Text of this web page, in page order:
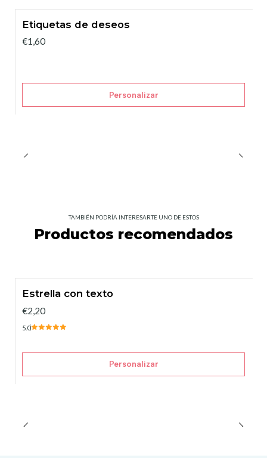
Etiquetas de deseos
€1,60
Personalizar
TAMBIÉN PODRÍA INTERESARTE UNO DE ESTOS
Productos recomendados
Estrella con texto
€2,20
5.0
Personalizar